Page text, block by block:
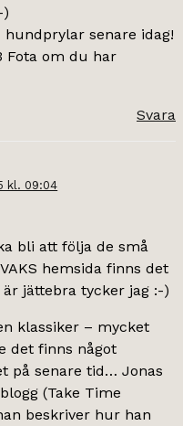
)
senare idag!
Fota om du har
Svara
kl. 09:04
bli att följa de små
hemsida finns det
jättebra tycker jag :-)
klassiker – mycket
det finns något
på senare tid… Jonas
(Take Time
beskriver hur han